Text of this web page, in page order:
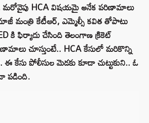
మరోవైపు HCA విషయమై అనేక పరిణామాలు
మంత్రి కేటీఆర్, ఎమ్మెల్సీ కవిత తోపాటు
కి ఫిర్యాదు చేసింది తెలంగాణ క్రికెట్
చూస్తుంటే.. HCA కేసులో మరికొన్ని
ఈ కేసు పోలీసుల మెడకు కూడా చుట్టుకుని.. ఓ
పడింది.